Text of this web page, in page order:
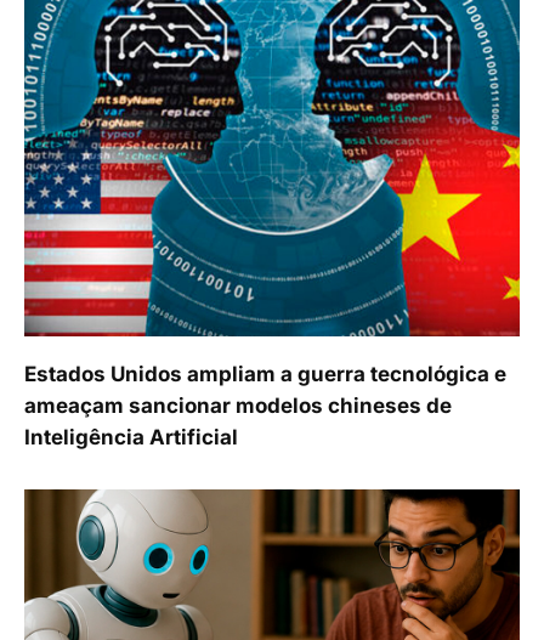
Estados Unidos ampliam a guerra tecnológica e
ameaçam sancionar modelos chineses de
Inteligência Artificial